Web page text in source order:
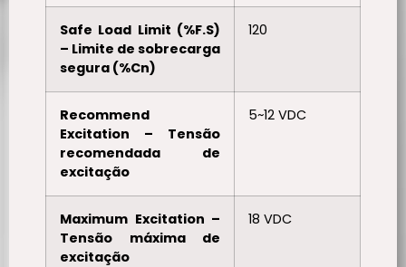
Safe Load Limit (%F.S)
– Limite de sobrecarga
segura (%Cn)
120
Recommend
Excitation – Tensão
recomendada de
excitação
5~12 VDC
Maximum Excitation –
Tensão máxima de
excitação
18 VDC